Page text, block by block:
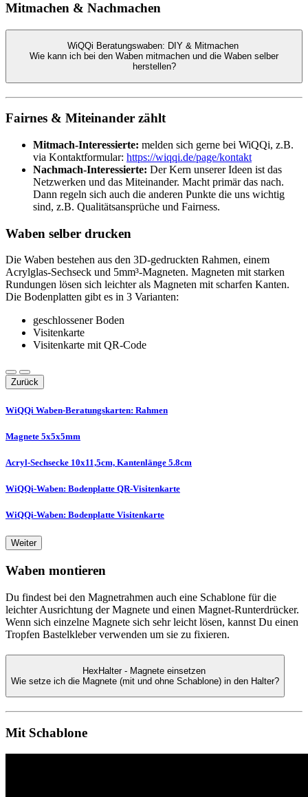
Mitmachen & Nachmachen
WiQQi Beratungswaben: DIY & Mitmachen
Wie kann ich bei den Waben mitmachen und die Waben selber
herstellen?
Fairnes & Miteinander zählt
Mitmach-Interessierte: melden sich gerne bei WiQQi, z.B.
via Kontaktformular: https://wiqqi.de/page/kontakt
Nachmach-Interessierte: Der Kern unserer Ideen ist das
Netzwerken und das Miteinander. Macht primär das nach.
Dann regeln sich auch die anderen Punkte die uns wichtig
sind, z.B. Qualitätsansprüche und Fairness.
Waben selber drucken
Die Waben bestehen aus den 3D-gedruckten Rahmen, einem
Acrylglas-Sechseck und 5mm³-Magneten. Magneten mit starken
Rundungen lösen sich leichter als Magneten mit scharfen Kanten.
Die Bodenplatten gibt es in 3 Varianten:
geschlossener Boden
Visitenkarte
Visitenkarte mit QR-Code
Zurück
WiQQi Waben-Beratungskarten: Rahmen
Magnete 5x5x5mm
Acryl-Sechsecke 10x11,5cm, Kantenlänge 5.8cm
WiQQi-Waben: Bodenplatte QR-Visitenkarte
WiQQi-Waben: Bodenplatte Visitenkarte
Weiter
Waben montieren
Du findest bei den Magnetrahmen auch eine Schablone für die
leichter Ausrichtung der Magnete und einen Magnet-Runterdrücker.
Wenn sich einzelne Magnete sich sehr leicht lösen, kannst Du einen
Tropfen Bastelkleber verwenden um sie zu fixieren.
HexHalter - Magnete einsetzen
Wie setze ich die Magnete (mit und ohne Schablone) in den Halter?
Mit Schablone